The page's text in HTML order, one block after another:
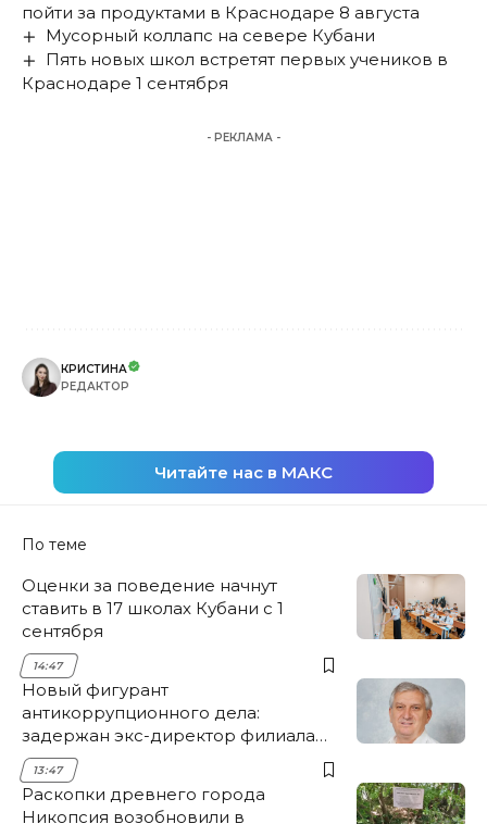
пойти за продуктами в Краснодаре 8 августа
Мусорный коллапс на севере Кубани
Пять новых школ встретят первых учеников в
Краснодаре 1 сентября
- РЕКЛАМА -
КРИСТИНА
РЕДАКТОР
Читайте нас в МАКС
По теме
Оценки за поведение начнут
ставить в 17 школах Кубани с 1
сентября
14:47
Новый фигурант
антикоррупционного дела:
задержан экс-директор филиала
НЭСК Крымска
13:47
Раскопки древнего города
Никопсия возобновили в